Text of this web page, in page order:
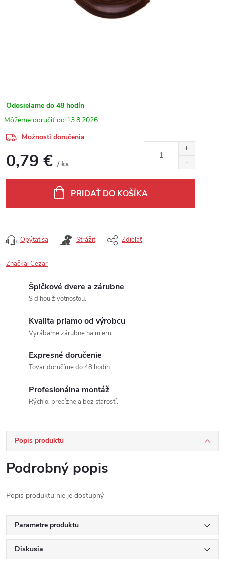
Odosielame do 48 hodín
13.8.2026
Možnosti doručenia
0,79 € / ks
PRIDAŤ DO KOŠÍKA
Opýtať sa Strážiť Zdieľať
Značka:Cezar
Špičkové dvere a zárubne
S dlhou životnosťou.
Kvalita priamo od výrobcu
Vyrábame zárubne na mieru.
Expresné doručenie
Tovar doručíme do 48 hodín.
Profesionálna montáž
Rýchlo, precízne a bez starostí.
Popis produktu
Podrobný popis
Popis produktu nie je dostupný
Parametre produktu
Diskusia